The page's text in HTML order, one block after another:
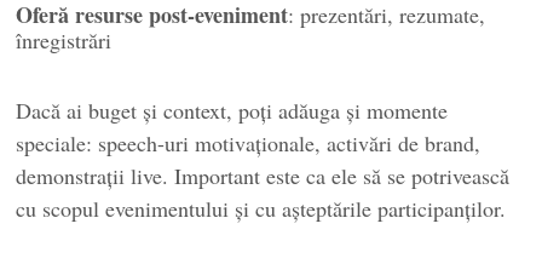
Oferă resurse post-eveniment: prezentări, rezumate,
înregistrări
Dacă ai buget și context, poți adăuga și momente
speciale: speech-uri motivaționale, activări de brand,
demonstrații live. Important este ca ele să se potrivească
cu scopul evenimentului și cu așteptările participanților.